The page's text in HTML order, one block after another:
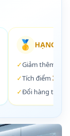
🥇 HẠNG
✓Giảm thêm
✓Tích điểm 3%
✓Đổi hàng trong